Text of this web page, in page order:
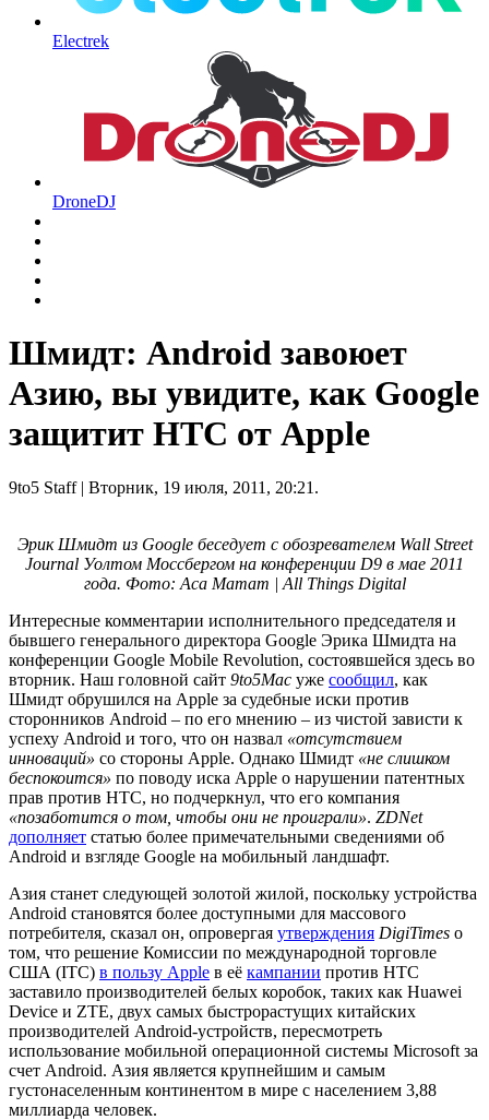
Electrek
DroneDJ
Шмидт: Android завоюет
Азию, вы увидите, как Google
защитит HTC от Apple
9to5 Staff| Вторник, 19 июля, 2011, 20:21.
Эрик Шмидт из Google беседует с обозревателем Wall Street
Journal Уолтом Моссбергом на конференции D9 в мае 2011
года. Фото: Аса Матат | All Things Digital
Интересные комментарии исполнительного председателя и
бывшего генерального директора Google Эрика Шмидта на
конференции Google Mobile Revolution, состоявшейся здесь во
вторник. Наш головной сайт 9to5Mac уже сообщил, как
Шмидт обрушился на Apple за судебные иски против
сторонников Android – по его мнению – из чистой зависти к
успеху Android и того, что он назвал «отсутствием
инноваций» со стороны Apple. Однако Шмидт «не слишком
беспокоится» по поводу иска Apple о нарушении патентных
прав против HTC, но подчеркнул, что его компания
«позаботится о том, чтобы они не проиграли». ZDNet
дополняет статью более примечательными сведениями об
Android и взгляде Google на мобильный ландшафт.
Азия станет следующей золотой жилой, поскольку устройства
Android становятся более доступными для массового
потребителя, сказал он, опровергая утверждения DigiTimes о
том, что решение Комиссии по международной торговле
США (ITC) в пользу Apple в её кампании против HTC
заставило производителей белых коробок, таких как Huawei
Device и ZTE, двух самых быстрорастущих китайских
производителей Android-устройств, пересмотреть
использование мобильной операционной системы Microsoft за
счет Android. Азия является крупнейшим и самым
густонаселенным континентом в мире с населением 3,88
миллиарда человек.